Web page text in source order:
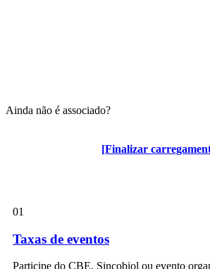
[Finalizar
Ainda não é associado?
Algumas vantagens para
01
Taxas de eventos
Participe do CBE, Sincobiol ou evento